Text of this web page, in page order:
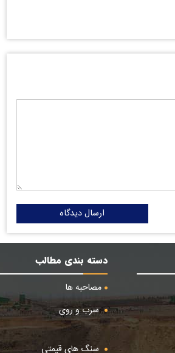
ارسال دیدگاه
دسته بندی مطالب
مصاحبه ها
سرب و روی
سنگ های قیمتی